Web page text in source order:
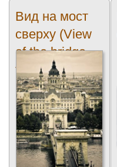
Вид на мост
сверху (View
of the bridge
from above)